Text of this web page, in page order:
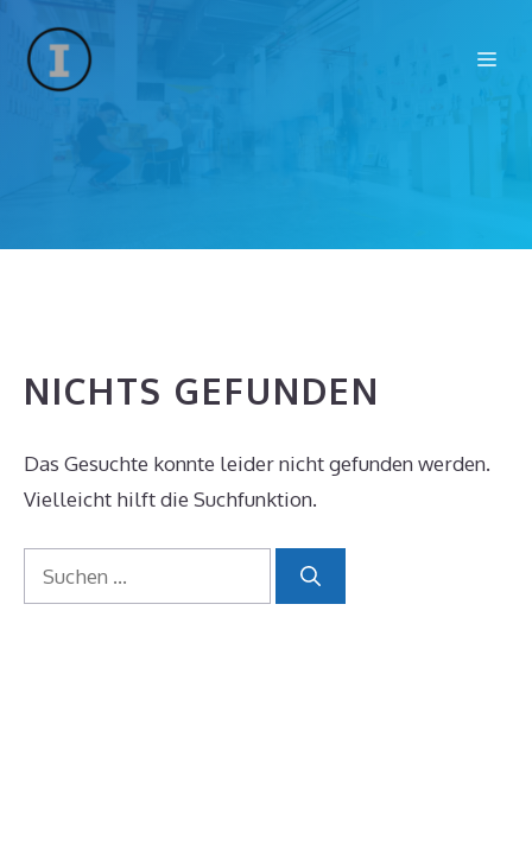
Inhalt
springen
NICHTS GEFUNDEN
Das Gesuchte konnte leider nicht gefunden werden.
Vielleicht hilft die Suchfunktion.
Suchen
nach: